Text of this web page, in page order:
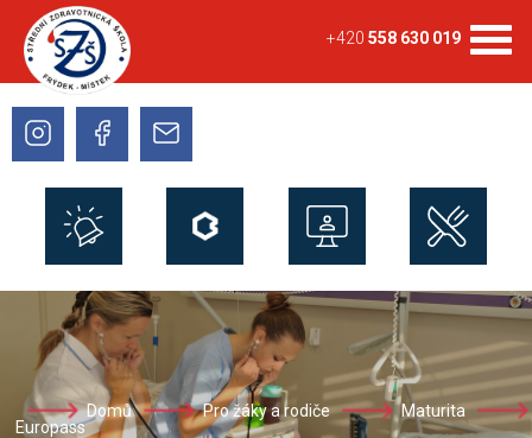
+420 558 630 019
Domů Pro žáky a rodiče
Maturita
Europass